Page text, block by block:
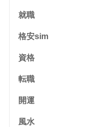
就職
格安sim
資格
転職
開運
風水